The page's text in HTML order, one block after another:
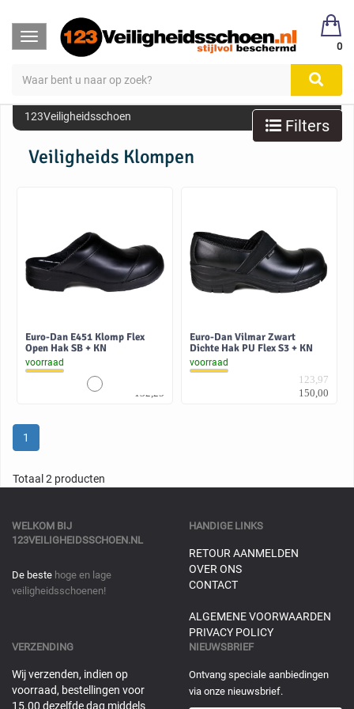
Toggle
navigation
0
123Veiligheidsschoen Filters
Veiligheids Klompen
Euro-Dan E451 Klomp Flex
Open Hak SB + KN
voorraad
132,25
Euro-Dan Vilmar Zwart
Dichte Hak PU Flex S3 + KN
voorraad
123,97
150,00
1
Totaal 2 producten
WELKOM BIJ
123VEILIGHEIDSSCHOEN.NL
De beste hoge en lage
veiligheidsschoenen!
HANDIGE LINKS
RETOUR AANMELDEN
OVER ONS
CONTACT
ALGEMENE VOORWAARDEN
PRIVACY POLICY
VERZENDING
Wij verzenden, indien op
voorraad, bestellingen voor
15.00 dezelfde dag middels
NIEUWSBRIEF
Ontvang speciale aanbiedingen
via onze nieuwsbrief.